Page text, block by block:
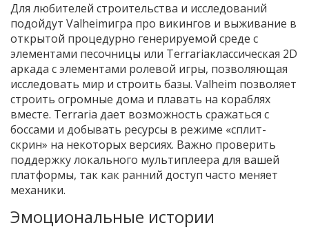
Для любителей строительства и исследований
подойдут Valheimигра про викингов и выживание в
открытой процедурно генерируемой среде с
элементами песочницы или Terrariaклассическая 2D
аркада с элементами ролевой игры, позволяющая
исследовать мир и строить базы. Valheim позволяет
строить огромные дома и плавать на кораблях
вместе. Terraria дает возможность сражаться с
боссами и добывать ресурсы в режиме «сплит-
скрин» на некоторых версиях. Важно проверить
поддержку локального мультиплеера для вашей
платформы, так как ранний доступ часто меняет
механики.
Эмоциональные истории